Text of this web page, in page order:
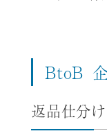
BtoB
返品仕分け